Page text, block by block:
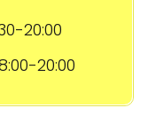
20:00
20:00